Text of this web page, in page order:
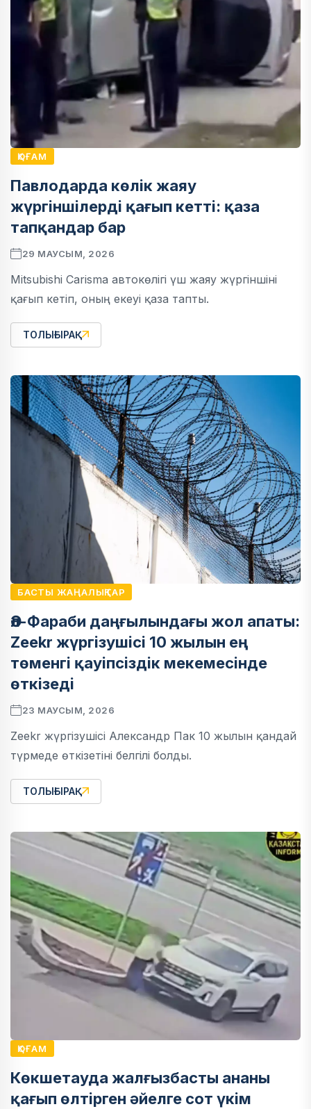
ҚОҒАМ
Павлодарда көлік жаяу
жүргіншілерді қағып кетті: қаза
тапқандар бар
29 МАУСЫМ, 2026
Mitsubishi Carisma автокөлігі үш жаяу жүргіншіні
қағып кетіп, оның екеуі қаза тапты.
ТОЛЫҒЫРАҚ
БАСТЫ ЖАҢАЛЫҚТАР
Әл-Фараби даңғылындағы жол апаты:
Zeekr жүргізушісі 10 жылын ең
төменгі қауіпсіздік мекемесінде
өткізеді
23 МАУСЫМ, 2026
Zeekr жүргізушісі Александр Пак 10 жылын қандай
түрмеде өткізетіні белгілі болды.
ТОЛЫҒЫРАҚ
ҚОҒАМ
Көкшетауда жалғызбасты ананы
қағып өлтірген әйелге сот үкім